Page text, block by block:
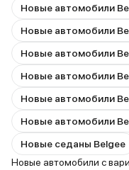
Новые автомобили
Новые автомобили
Новые автомобили
Новые седаны Belgee
Новые автомобили с